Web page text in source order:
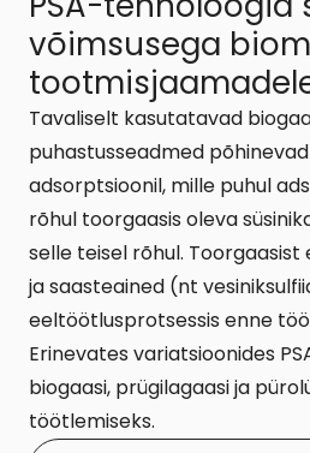
võimsusega
Tavaliselt kasutatavad
puhastusseadmed
adsorptsioonil, mille puhul
rõhul toorgaasis oleva
selle teisel rõhul. Toorgaasist
ja saasteained (nt
eeltöötlusprotsessis enne
Erinevates variatsioonides
biogaasi, prügilagaasi ja
töötlemiseks.